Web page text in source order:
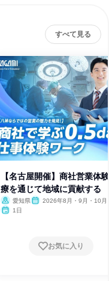
すべて見る
【名古屋開催】商社営業体
療を通じて地域に貢献する
愛知県
2026年8月・9月・10月
1日
お気に入り